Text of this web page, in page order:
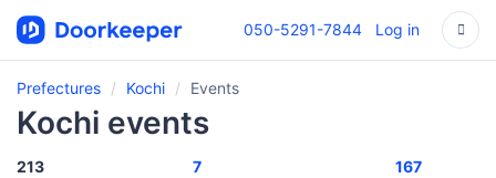
050-5291-7844 Log in
Prefectures Kochi Events
Kochi events
213
7
167